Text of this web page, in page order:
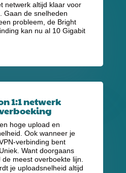
netwerk altijd klaar voor
Gaan de snelheden
probleem, de Bright
kan nu al 10 Gigabit
1:1 netwerk
hoge upload en
Ook wanneer je
verbinding bent
Want doorgaans
de meest overboekte lijn.
je uploadsnelheid altijd